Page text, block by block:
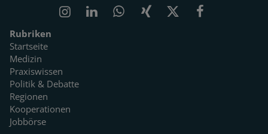
Rubriken
Startseite
Medizin
Praxiswissen
Politik & Debatte
Regionen
Kooperationen
Jobbörse